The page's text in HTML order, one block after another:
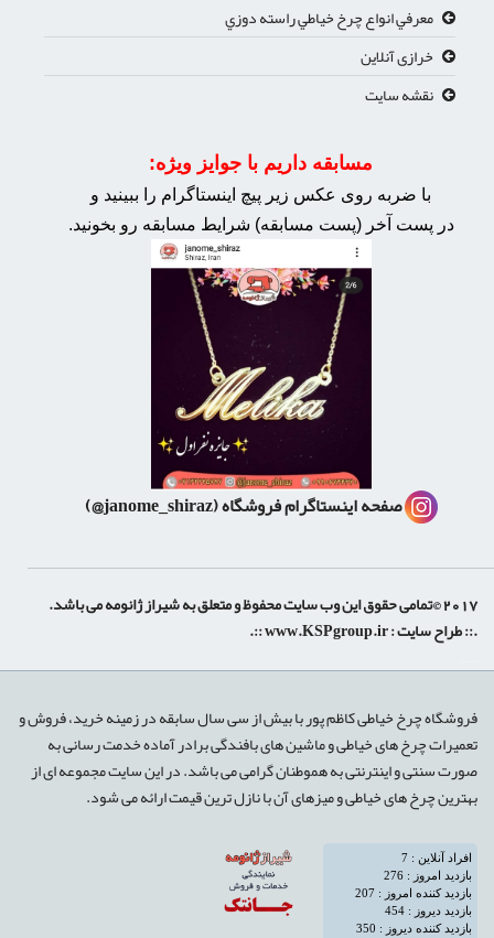
معرفي انواع چرخ خياطي راسته دوزي
خرازی آنلاین
نقشه سایت
مسابقه داریم با جوایز ویژه:
با ضربه روی عکس زیر پیچ اینستاگرام را ببینید و
در پست آخر (پست مسابقه) شرایط مسابقه رو بخونید.
صفحه اینستاگرام فروشگاه(janome_shiraz@)
2017 ©تمامی حقوق این وب سایت محفوظ و متعلق به شیراز ژانومه می باشد.
.:: طراح سایت :www.KSPgroup.ir
::.
فروشگاه چرخ خیاطی کاظم پور با بیش از سی سال سابقه در زمینه خرید، فروش و
تعمیرات چرخ های خیاطی و ماشین های بافندگی برادر آماده خدمت رسانی به
صورت سنتی و اینترنتی به هموطنان گرامی می باشد. در این سایت مجموعه ای از
بهترین چرخ های خیاطی و میزهای آن با نازل ترین قیمت ارائه می شود.